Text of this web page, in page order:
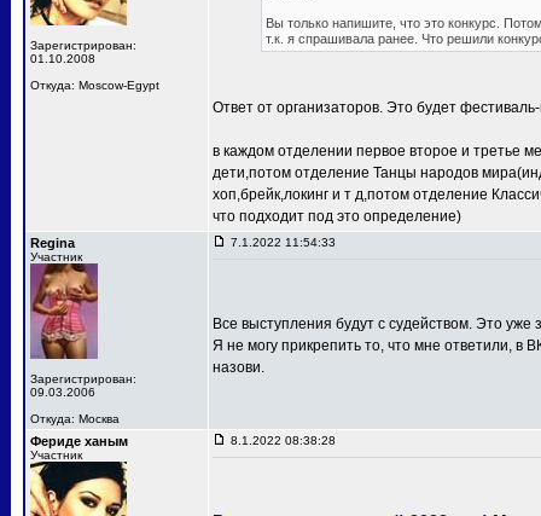
Зарегистрирован:
01.10.2008
Откуда: Moscow-Egypt
Вы только напишите, что это конкурс.
т.к. я спрашивала ранее. Что решили
Ответ от организаторов. Это будет фестиваль-
в каждом отделении первое второе и третье
дети,потом отделение Танцы народов
хоп,брейк,локинг и т д,потом отделение
что подходит под это определение)
Regina
Участник
Зарегистрирован:
09.03.2006
Откуда: Москва
7.1.2022 11:54:33
Все выступления будут с судейством. Это уже
Я не могу прикрепить то, что мне ответили, в
назови.
Фериде ханым
Участник
8.1.2022 08:38:28